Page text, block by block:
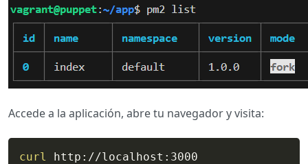
Accede a la aplicación, abre tu navegador y visita:
curl http://localhost:3000